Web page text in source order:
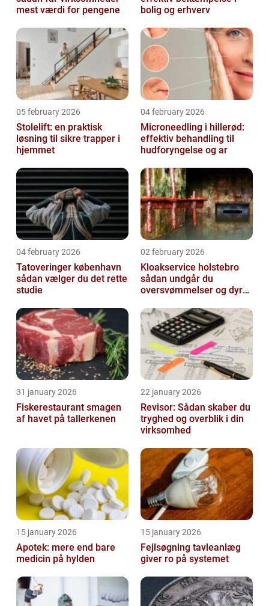
mest værdi for pengene
bolig og erhverv
05 february 2026
Stolelift: en praktisk
løsning til sikre trapper i
hjemmet
04 february 2026
Microneedling i hillerød:
effektiv behandling til
hudforyngelse og ar
04 february 2026
Tatoveringer københavn
sådan vælger du det rette
studie
02 february 2026
Kloakservice holstebro
sådan undgår du
oversvømmelser og dyre
31 january 2026
Fiskerestaurant smagen
af havet på tallerkenen
22 january 2026
Revisor: Sådan skaber du
tryghed og overblik i din
virksomhed
15 january 2026
Apotek: mere end bare
medicin på hylden
15 january 2026
Fejlsøgning tavleanlæg
giver ro på systemet